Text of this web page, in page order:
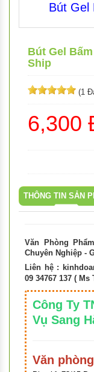
Bút Gel
Bút Gel
Ship
(1
6,300
THÔNG TIN SẢN
Văn Phòng
Chuyên Nghiệp -
Liên hệ :
09 34767 137 ( Ms
Công Ty
Vụ Sang
Văn